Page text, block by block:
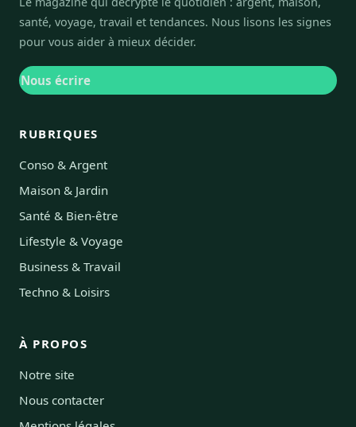
santé, voyage, travail et tendances. Nous lisons les signes
pour vous aider à mieux décider.
Nous écrire
RUBRIQUES
Conso & Argent
Maison & Jardin
Santé & Bien-être
Lifestyle & Voyage
Business & Travail
Techno & Loisirs
À PROPOS
Notre site
Nous contacter